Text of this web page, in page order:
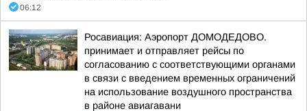
06:12
Росавиация: Аэропорт ДОМОДЕДОВО.
принимает и отправляет рейсы по
согласованию с соответствующими органами
в связи с введением временных ограничений
на использование воздушного пространства
в районе авиагавани